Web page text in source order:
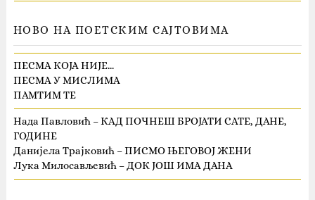
НОВО НА ПОЕТСКИМ САЈТОВИМА
ПЕСМА КОЈА НИЈЕ…
ПЕСМА У МИСЛИМА
ПАМТИМ ТЕ
Нада Павловић – КАД ПОЧНЕШ БРОЈАТИ САТЕ, ДАНЕ,
ГОДИНЕ
Данијела Трајковић – ПИСМО ЊЕГОВОЈ ЖЕНИ
Лука Милосављевић – ДОК ЈОШ ИМА ДАНА